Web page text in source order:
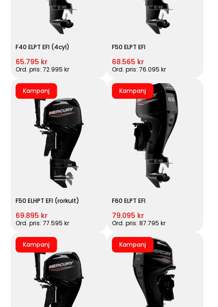
F40 ELPT EFI (4cyl)
65.795 kr
Ord. pris: 72.995 kr
F50 ELPT EFI
68.565 kr
Ord. pris: 76.095 kr
Kampanj
F50 ELHPT EFI (rorkult)
69.895 kr
Ord. pris: 77.595 kr
Kampanj
F60 ELPT EFI
79.095 kr
Ord. pris: 87.795 kr
Kampanj Kampanj